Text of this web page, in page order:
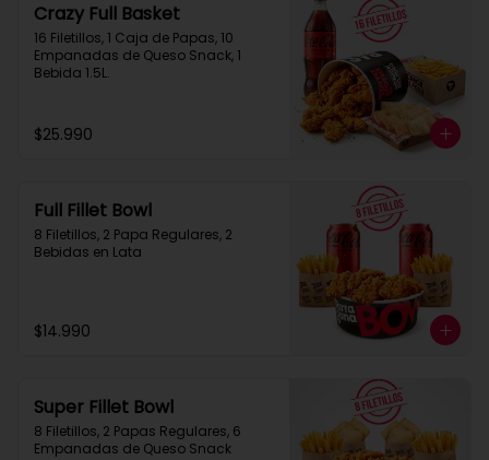
Crazy Full Basket
16 Filetillos, 1 Caja de Papas, 10
Empanadas de Queso Snack, 1
Bebida 1.5L.
$25.990
Full Fillet Bowl
8 Filetillos, 2 Papa Regulares, 2
Bebidas en Lata
$14.990
Super Fillet Bowl
8 Filetillos, 2 Papas Regulares, 6
Empanadas de Queso Snack